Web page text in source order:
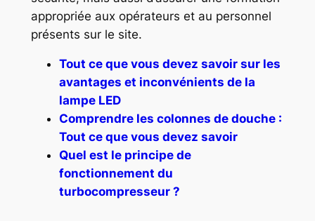
appropriée aux opérateurs et au personnel
présents sur le site.
Tout ce que vous devez savoir sur les
avantages et inconvénients de la
lampe LED
Comprendre les colonnes de douche :
Tout ce que vous devez savoir
Quel est le principe de
fonctionnement du
turbocompresseur ?